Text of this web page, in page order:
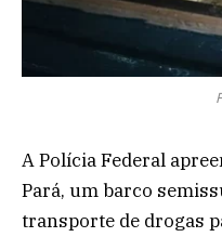
A Polícia Federal
Pará, um barco
transporte de drogas